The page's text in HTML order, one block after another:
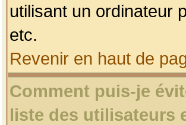
utilisant un ordinateur
etc.
Revenir en haut de
Comment puis-je
liste des utilisateurs